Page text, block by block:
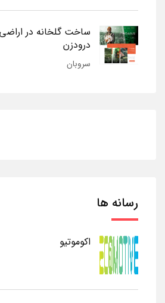
ساخت گلخانه در
درودزن
سروبان
رسانه ها
اکوموتیو